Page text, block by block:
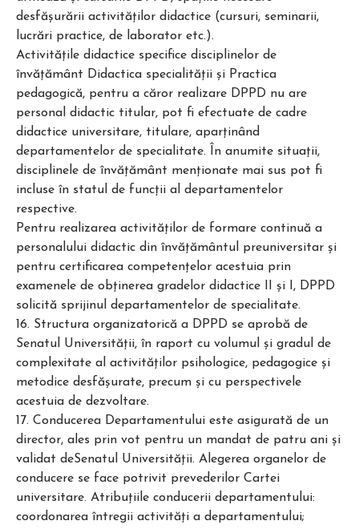
desfăşurării activităţilor didactice (cursuri, seminarii,
lucrări practice, de laborator etc.).
Activităţile didactice specifice disciplinelor de
învăţământ Didactica specialităţii şi Practica
pedagogică, pentru a căror realizare DPPD nu are
personal didactic titular, pot fi efectuate de cadre
didactice universitare, titulare, aparţinând
departamentelor de specialitate. În anumite situaţii,
disciplinele de învăţământ menţionate mai sus pot fi
incluse în statul de funcţii al departamentelor
respective.
Pentru realizarea activităţilor de formare continuă a
personalului didactic din învăţământul preuniversitar şi
pentru certificarea competenţelor acestuia prin
examenele de obţinerea gradelor didactice II şi I, DPPD
solicită sprijinul departamentelor de specialitate.
16. Structura organizatorică a DPPD se aprobă de
Senatul Universităţii, în raport cu volumul şi gradul de
complexitate al activităţilor psihologice, pedagogice şi
metodice desfăşurate, precum şi cu perspectivele
acestuia de dezvoltare.
17. Conducerea Departamentului este asigurată de un
director, ales prin vot pentru un mandat de patru ani şi
validat deSenatul Universităţii. Alegerea organelor de
conducere se face potrivit prevederilor Cartei
universitare. Atribuţiile conducerii departamentului:
coordonarea întregii activităţi a departamentului;